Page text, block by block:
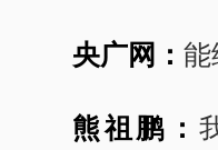
央广网：能
熊祖鹏：